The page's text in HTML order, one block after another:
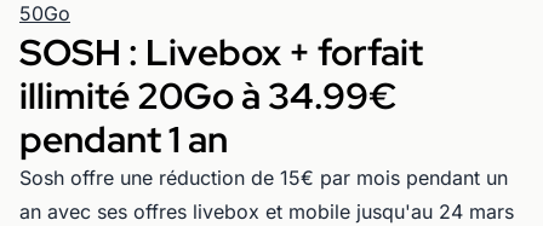
50Go
SOSH : Livebox + forfait
illimité 20Go à 34.99€
pendant 1 an
Sosh offre une réduction de 15€ par mois pendant un
an avec ses offres livebox et mobile jusqu'au 24 mars